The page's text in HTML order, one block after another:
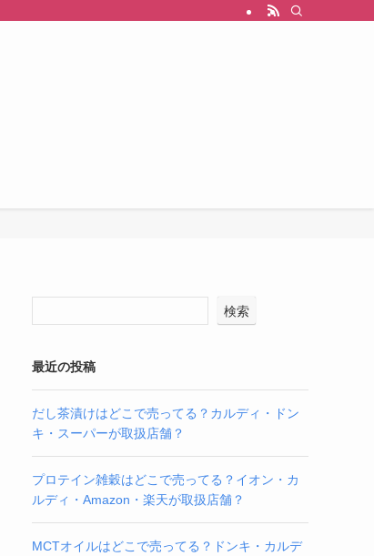
検索
最近の投稿
だし茶漬けはどこで売ってる？カルディ・ドン
キ・スーパーが取扱店舗？
プロテイン雑穀はどこで売ってる？イオン・カ
ルディ・Amazon・楽天が取扱店舗？
MCTオイルはどこで売ってる？ドンキ・カルデ